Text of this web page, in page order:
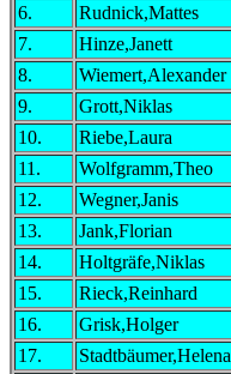
6.
Rudnick,Mattes
7.
Hinze,Janett
8.
Wiemert,Alexander
9.
Grott,Niklas
10.
Riebe,Laura
11.
Wolfgramm,Theo
12.
Wegner,Janis
13.
Jank,Florian
14.
Holtgräfe,Niklas
15.
Rieck,Reinhard
16.
Grisk,Holger
17.
Stadtbäumer,Helena